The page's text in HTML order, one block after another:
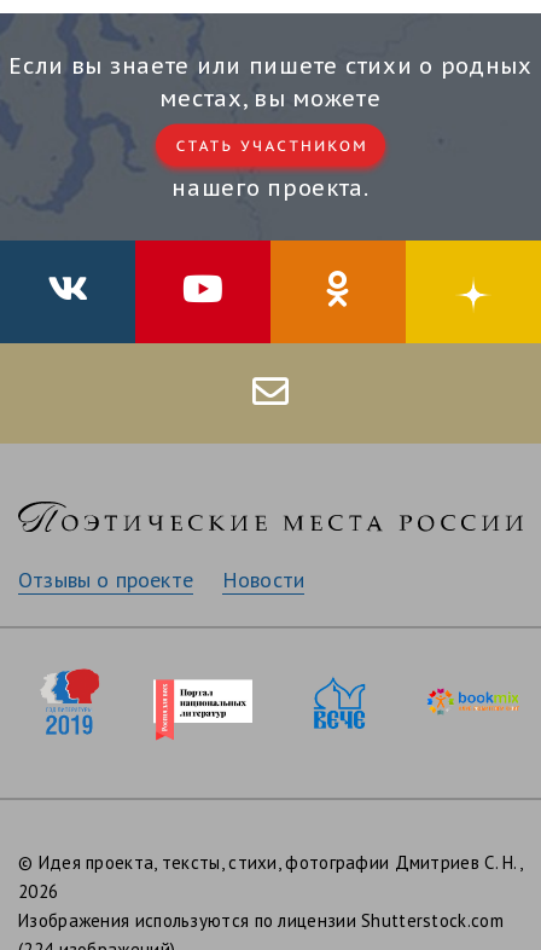
Если вы знаете или пишете стихи о родных
местах, вы можете
нашего проекта.
Отзывы о проекте Новости
© Идея проекта, тексты, стихи, фотографии Дмитриев С. Н.,
2026
Изображения используются по лицензии Shutterstock.com